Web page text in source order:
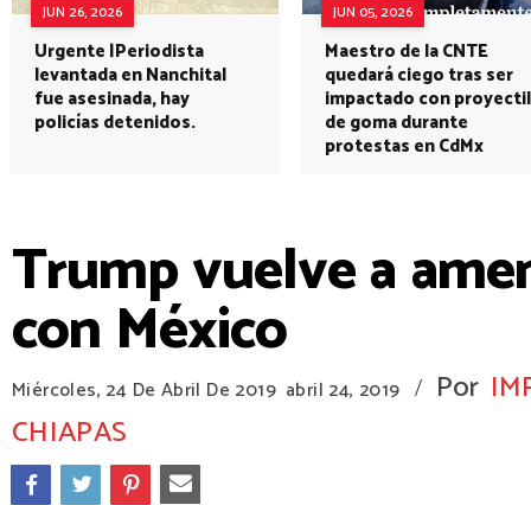
JUN 26, 2026
Urgente |Periodista
levantada en Nanchital
fue asesinada, hay
policías detenidos.
JUN 05, 2026
Maestro de la CNTE
quedará ciego tras ser
impactado con proyectil
de goma durante
protestas en CdMx
Trump vuelve a
con México
Miércoles, 24 De Abril De 2019 abril 24, 2019 / Por
CHIAPAS